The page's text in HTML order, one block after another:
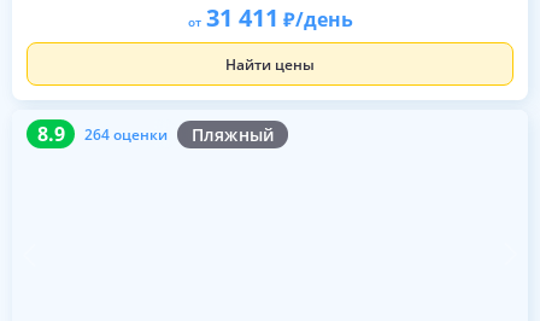
от 31 411 /день
Найти цены
8.9 264 оценки Пляжный
8.9 264 оценки